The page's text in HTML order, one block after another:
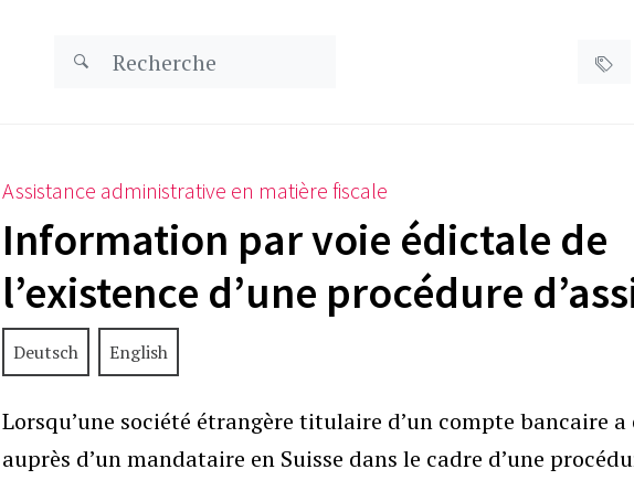
Assistance administrative en matière fiscale
Information par voie édictale de
l’existence d’une procédure
Deutsch English
Lorsqu’une société étrangère titulaire d’un compte bancaire
auprès d’un mandataire en Suisse dans le cadre d’une